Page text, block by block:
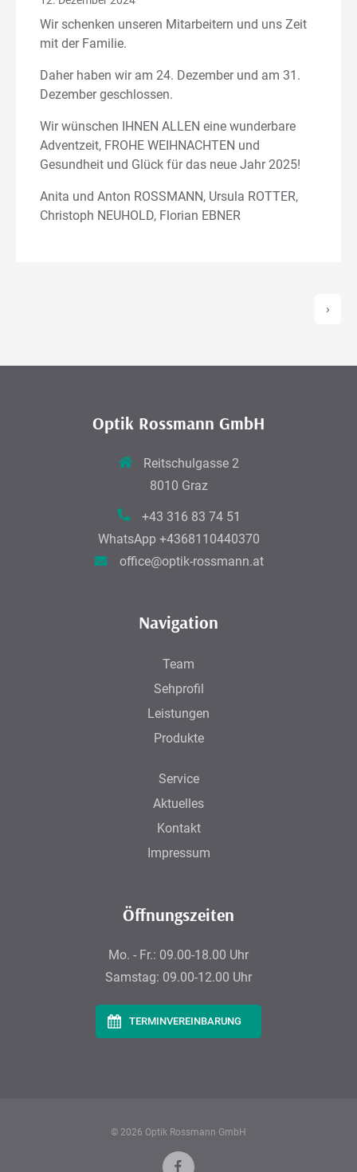
Wir schenken unseren Mitarbeitern und uns Zeit
mit der Familie.
Daher haben wir am 24. Dezember und am 31.
Dezember geschlossen.
Wir wünschen IHNEN ALLEN eine wunderbare
Adventzeit, FROHE WEIHNACHTEN und
Gesundheit und Glück für das neue Jahr 2025!
Anita und Anton ROSSMANN, Ursula ROTTER,
Christoph NEUHOLD, Florian EBNER
›
Optik Rossmann GmbH
Reitschulgasse 2
8010 Graz
+43 316 83 74 51
WhatsApp +4368110440370
office@optik-rossmann.at
Navigation
Team
Sehprofil
Leistungen
Produkte
Service
Aktuelles
Kontakt
Impressum
Öffnungszeiten
Mo. - Fr.: 09.00-18.00 Uhr
Samstag: 09.00-12.00 Uhr
TERMINVEREINBARUNG
© 2026 Optik Rossmann GmbH